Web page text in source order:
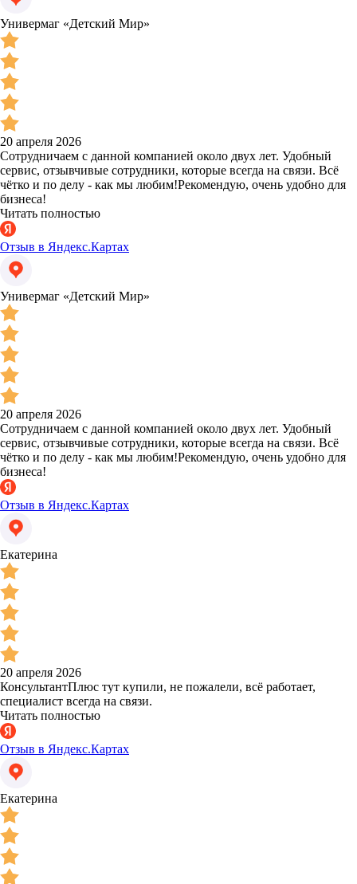
Универмаг «Детский Мир»
20 апреля 2026
Сотрудничаем с данной компанией около двух лет. Удобный
сервис, отзывчивые сотрудники, которые всегда на связи. Всё
чётко и по делу - как мы любим!Рекомендую, очень удобно для
бизнеса!
Читать полностью
Отзыв в Яндекс.Картах
Универмаг «Детский Мир»
20 апреля 2026
Сотрудничаем с данной компанией около двух лет. Удобный
сервис, отзывчивые сотрудники, которые всегда на связи. Всё
чётко и по делу - как мы любим!Рекомендую, очень удобно для
бизнеса!
Отзыв в Яндекс.Картах
Екатерина
20 апреля 2026
КонсультантПлюс тут купили, не пожалели, всё работает,
специалист всегда на связи.
Читать полностью
Отзыв в Яндекс.Картах
Екатерина